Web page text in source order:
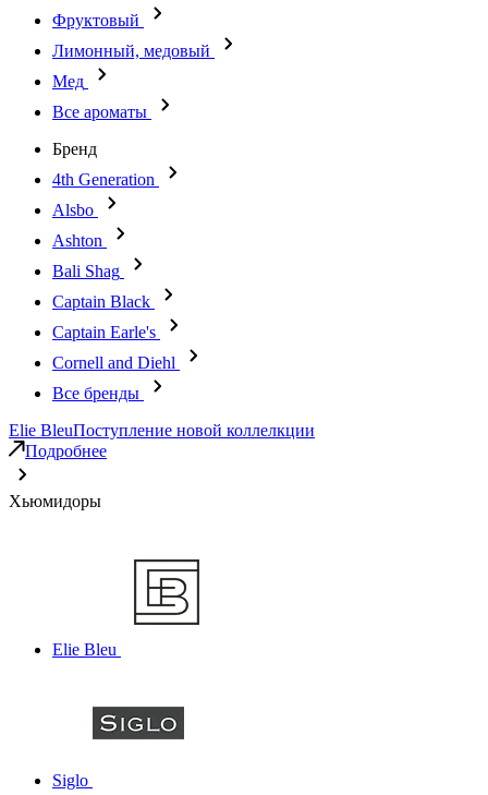
Фруктовый
Лимонный, медовый
Мед
Все ароматы
Бренд
4th Generation
Alsbo
Ashton
Bali Shag
Captain Black
Captain Earle's
Cornell and Diehl
Все бренды
Elie BleuПоступление новой коллелкции
Подробнее
Хьюмидоры
Elie Bleu
Siglo